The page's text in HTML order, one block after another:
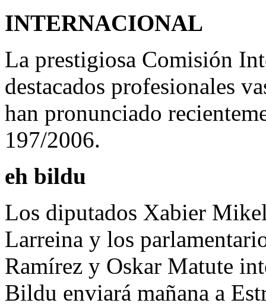
INTERNACIONAL
La prestigiosa Comisión
destacados profesionales
han pronunciado
197/2006.
eh bildu
Los diputados Xabier
Larreina y los
Ramírez y Oskar Matute
Bildu enviará mañana a